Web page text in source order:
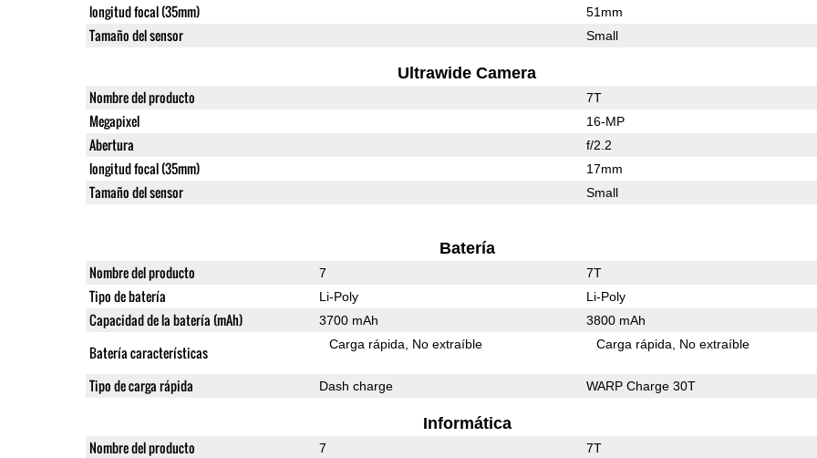
longitud focal (35mm) 51mm
Tamaño del sensor Small
Ultrawide Camera
Nombre del producto 7T
Megapixel 16-MP
Abertura f/2.2
longitud focal (35mm) 17mm
Tamaño del sensor Small
Batería
Nombre del producto 7 7T
Tipo de batería Li-Poly Li-Poly
Capacidad de la batería (mAh) 3700 mAh 3800 mAh
Batería características Carga rápida No extraíble Carga rápida No extraíble
Tipo de carga rápida Dash charge WARP Charge 30T
Informática
Nombre del producto 7 7T